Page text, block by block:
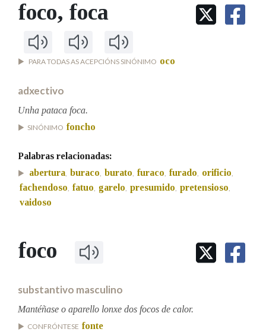
IDENTIDADE CORPORATIVA
MARCIAL DEL ADALID
CASA-MUSEO EMILIA PARDO
BAZÁN
FIGURAS HOMENAXEADAS
HISTORIA
Facebook
TwitterYoutubeInstagram
Bluesky
BUSCAR NOS LEMAS
Comeza por
Contén
BUSCAR NO CONTIDO
Nas definicións
Nos exemplos
foco, foca
PARA TODAS AS ACEPCIÓNS SINÓNIMO oco
adxectivo
Unha pataca foca.
SINÓNIMO foncho
Palabras relacionadas:
abertura, buraco, burato, furaco, furado, orificio,
fachendoso, fatuo, garelo, presumido, pretensioso,
vaidoso
foco
substantivo masculino
Mantéñase o aparello lonxe dos focos de calor.
CONFRÓNTESE fonte